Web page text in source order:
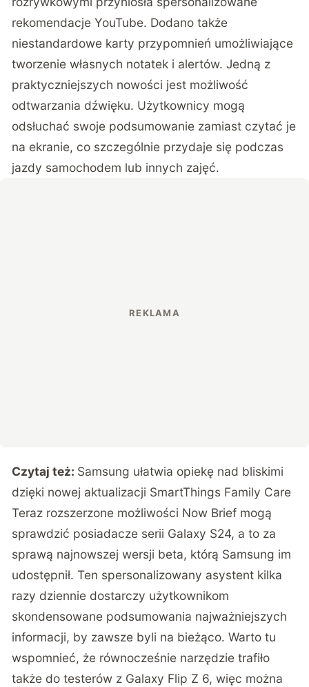
rekomendacje YouTube. Dodano także
niestandardowe karty przypomnień umożliwiające
tworzenie własnych notatek i alertów. Jedną z
praktyczniejszych nowości jest możliwość
odtwarzania dźwięku. Użytkownicy mogą
odsłuchać swoje podsumowanie zamiast czytać je
na ekranie, co szczególnie przydaje się podczas
jazdy samochodem lub innych zajęć.
Czytaj też: Samsung ułatwia opiekę nad bliskimi
dzięki nowej aktualizacji SmartThings Family Care
Teraz rozszerzone możliwości Now Brief mogą
sprawdzić posiadacze serii Galaxy S24, a to za
sprawą najnowszej wersji beta, którą Samsung im
udostępnił. Ten spersonalizowany asystent kilka
razy dziennie dostarczy użytkownikom
skondensowane podsumowania najważniejszych
informacji, by zawsze byli na bieżąco. Warto tu
wspomnieć, że równocześnie narzędzie trafiło
także do testerów z Galaxy Flip Z 6, więc można